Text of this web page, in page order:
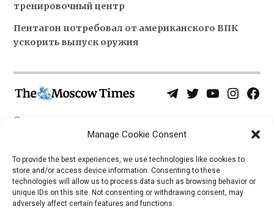
Manage Cookie Consent
To provide the best experiences, we use technologies like cookies to
store and/or access device information. Consenting to these
technologies will allow us to process data such as browsing behavior or
unique IDs on this site. Not consenting or withdrawing consent, may
adversely affect certain features and functions.
тренировочный центр
Пентагон потребовал от американского ВПК
ускорить выпуск оружия
Telegram
TwitterYouTubeInstagram
О нас
Политика конфиденциальности
iOS
Android